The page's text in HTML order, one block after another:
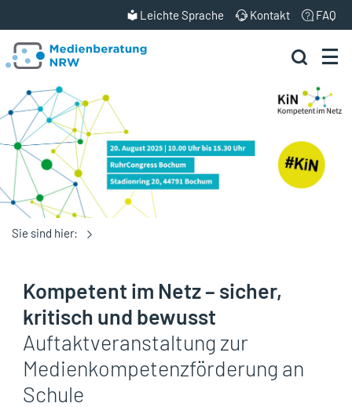
Leichte Sprache Kontakt FAQ
Sie sind hier:
Kompetent im Netz – sicher,
kritisch und bewusst
Auftaktveranstaltung zur
Medienkompetenzförderung an
Schule